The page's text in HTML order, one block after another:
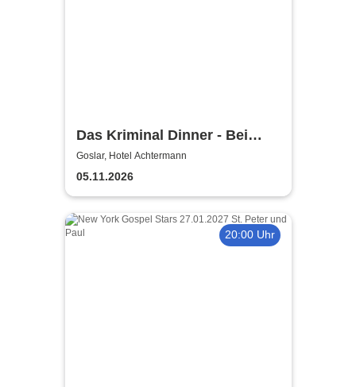
Das Kriminal Dinner - Bei
Aussage: Mord!
Goslar, Hotel Achtermann
05.11.2026
20:00 Uhr